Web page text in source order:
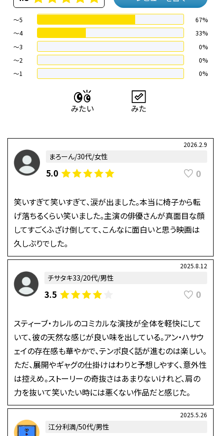
～5
67%
～4
33%
〜3
0%
〜2
0%
〜1
0%
2026.2.9
まろーん/30代/女性
5.0 0
笑いすぎて笑いすぎて、涙が出ました。本当に椅子から転
げ落ちるくらい笑いました。主演の俳優さんが真面目な顔
してすごくふざけ倒してて、こんなに面白いと思う映画は
久しぶりでした。
2025.8.12
チサタキ33/20代/男性
3.5 0
スティーブ・カレルのコミカルな演技が全体を軽快にして
いて、彼の天然な感じが良い味を出している。アン・ハサウ
ェイの存在感も華やかで、テンポ良く話が進むのは楽しい。
ただ、展開やギャグの仕掛けはわりと予想しやすく、意外性
は控えめ。ストーリーの奇抜さはあまりないけれど、肩の
力を抜いて笑いたい時には悪くない作品だと感じた。
2025.5.26
江分利満/50代/男性